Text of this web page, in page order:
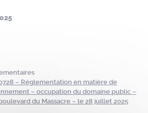
– Réglementation en matière de
– occupation du domaine public –
du Massacre – le 28 juillet 2025